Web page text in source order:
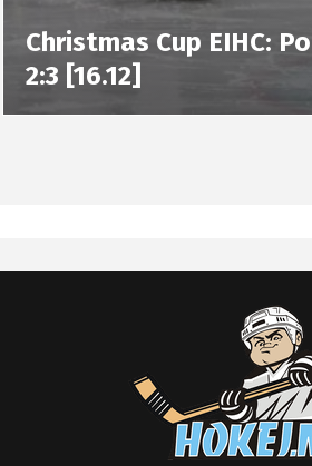
Christmas Cup EIHC:
2:3 [16.12]